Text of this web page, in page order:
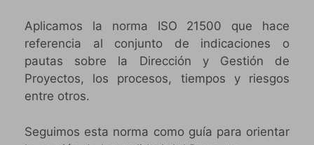
Aplicamos la norma ISO 21500 que hace
referencia al conjunto de indicaciones o
pautas sobre la Dirección y Gestión de
Proyectos, los procesos, tiempos y riesgos
entre otros.
Seguimos esta norma como guía para orientar